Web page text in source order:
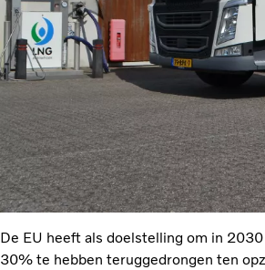
De EU heeft als doelstelling om in
30% te hebben teruggedrongen ten